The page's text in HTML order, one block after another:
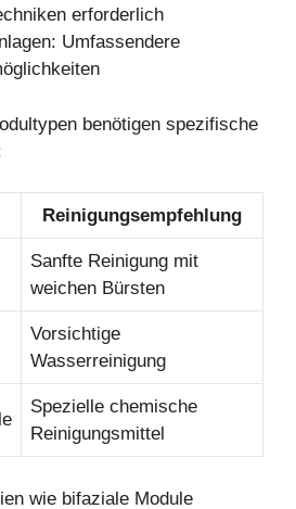
erforderlich
Umfassendere
benötigen spezifische
Reinigungsempfehlung
Sanfte Reinigung mit
weichen Bürsten
Vorsichtige
Wasserreinigung
Spezielle chemische
Reinigungsmittel
wie bifaziale Module